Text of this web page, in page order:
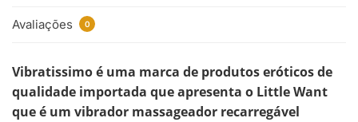
Avaliações 0
Vibratissimo é uma marca de produtos eróticos de
qualidade importada que apresenta o Little Want
que é um vibrador massageador recarregável